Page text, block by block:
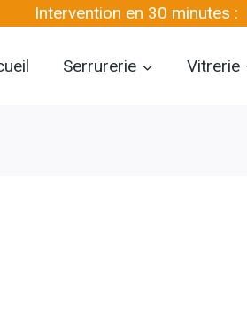
Intervention en 30 minutes :
Serrurerie Vitrerie